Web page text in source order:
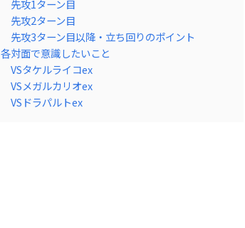
先攻1ターン目
先攻2ターン目
先攻3ターン目以降・立ち回りのポイント
各対面で意識したいこと
VSタケルライコex
VSメガルカリオex
VSドラパルトex